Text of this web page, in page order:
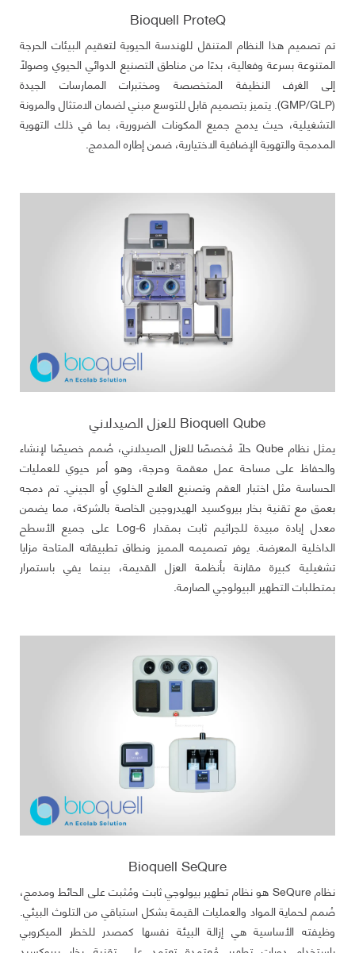
Bioquell ProteQ
تم تصميم هذا النظام المتنقل للهندسة الحيوية لتعقيم البيئات الحرجة
المتنوعة بسرعة وفعالية، بدءًا من مناطق التصنيع الدوائي الحيوي وصولًا
إلى الغرف النظيفة المتخصصة ومختبرات الممارسات الجيدة
(GMP/GLP). يتميز بتصميم قابل للتوسع مبني لضمان الامتثال والمرونة
التشغيلية، حيث يدمج جميع المكونات الضرورية، بما في ذلك التهوية
المدمجة والتهوية الإضافية الاختيارية، ضمن إطاره المدمج.
Bioquell Qube للعزل الصيدلاني
يمثل نظام Qube حلًا مُخصصًا للعزل الصيدلاني، صُمم خصيصًا لإنشاء
والحفاظ على مساحة عمل معقمة وحرجة، وهو أمر حيوي للعمليات
الحساسة مثل اختبار العقم وتصنيع العلاج الخلوي أو الجيني. تم دمجه
بعمق مع تقنية بخار بيروكسيد الهيدروجين الخاصة بالشركة، مما يضمن
معدل إبادة مبيدة للجراثيم ثابت بمقدار 6-Log على جميع الأسطح
الداخلية المعرضة. يوفر تصميمه المميز ونطاق تطبيقاته المتاحة مزايا
تشغيلية كبيرة مقارنة بأنظمة العزل القديمة، بينما يفي باستمرار
بمتطلبات التطهير البيولوجي الصارمة.
Bioquell SeQure
نظام SeQure هو نظام تطهير بيولوجي ثابت ومُثبت على الحائط ومدمج،
صُمم لحماية المواد والعمليات القيمة بشكل استباقي من التلوث البيئي.
وظيفته الأساسية هي إزالة البيئة نفسها كمصدر للخطر الميكروبي